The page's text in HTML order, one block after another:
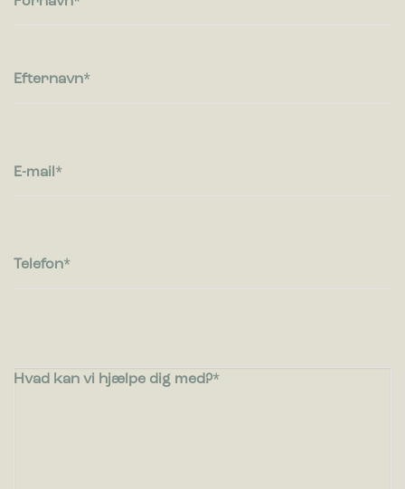
engagerende for den enkelte bruger, og dermed mere
Efternavn
E-mail
Telefon
Hvad kan vi hjælpe dig med?